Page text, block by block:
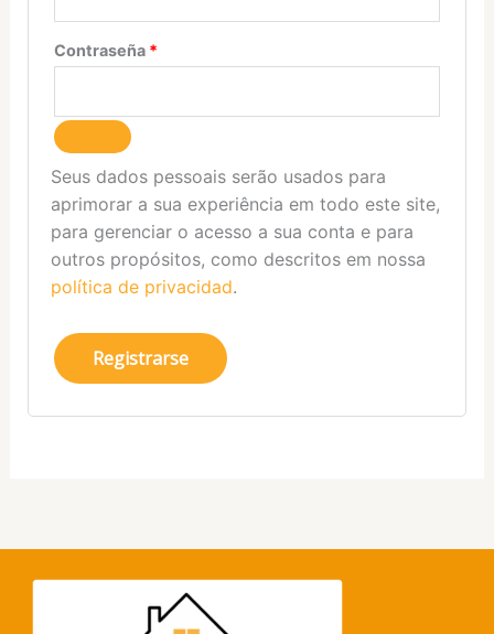
Contraseña *
Seus dados pessoais serão usados para
aprimorar a sua experiência em todo este site,
para gerenciar o acesso a sua conta e para
outros propósitos, como descritos em nossa
política de privacidad.
Registrarse